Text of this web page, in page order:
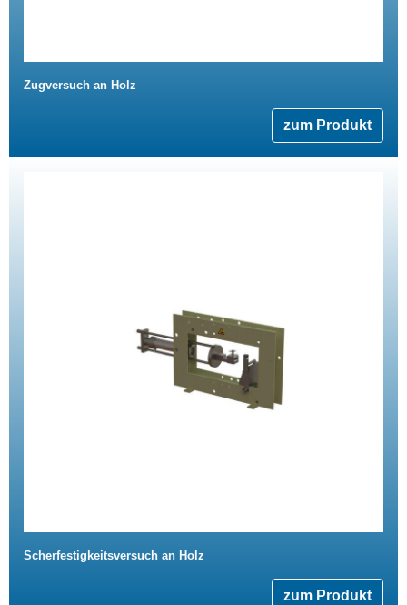
Zugversuch an Holz
zum Produkt
Scherfestigkeitsversuch an Holz
zum Produkt